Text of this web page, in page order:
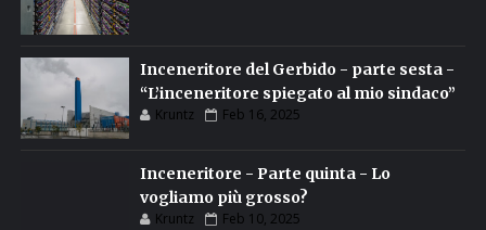
Inceneritore del Gerbido - parte sesta -
“L’inceneritore spiegato al mio sindaco”
Kruntz Feb 16, 2025
Inceneritore - Parte quinta - Lo
vogliamo più grosso?
Kruntz Feb 10, 2025